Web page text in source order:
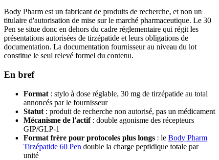
Body Pharm est un fabricant de produits de recherche, et non un
titulaire d'autorisation de mise sur le marché pharmaceutique. Le 30
Pen se situe donc en dehors du cadre réglementaire qui régit les
présentations autorisées de tirzépatide et leurs obligations de
documentation. La documentation fournisseur au niveau du lot
constitue le seul relevé formel du contenu.
En bref
Format : stylo à dose réglable, 30 mg de tirzépatide au total
annoncés par le fournisseur
Statut : produit de recherche non autorisé, pas un médicament
Mécanisme de l'actif: double agonisme des récepteurs
GIP/GLP-1
Format frère pour protocoles plus longs : le Body Pharm
Tirzépatide 60 Pen double la charge peptidique totale par
unité